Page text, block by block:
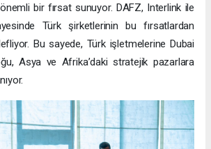
bir fırsat sunuyor. DAFZ, Interlink ile
Türk şirketlerinin bu fırsatlardan
Bu sayede, Türk işletmelerine Dubai
Asya ve Afrika’daki stratejik pazarlara